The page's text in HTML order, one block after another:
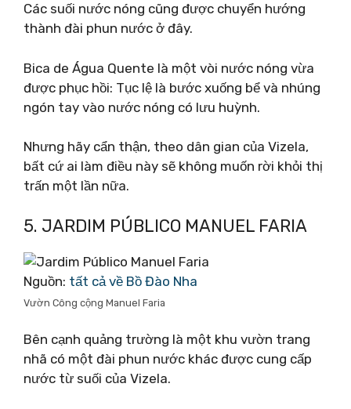
Các suối nước nóng cũng được chuyển hướng
thành đài phun nước ở đây.
Bica de Água Quente là một vòi nước nóng vừa
được phục hồi: Tục lệ là bước xuống bể và nhúng
ngón tay vào nước nóng có lưu huỳnh.
Nhưng hãy cẩn thận, theo dân gian của Vizela,
bất cứ ai làm điều này sẽ không muốn rời khỏi thị
trấn một lần nữa.
5. JARDIM PÚBLICO MANUEL FARIA
Nguồn: tất cả về Bồ Đào Nha
Vườn Công cộng Manuel Faria
Bên cạnh quảng trường là một khu vườn trang
nhã có một đài phun nước khác được cung cấp
nước từ suối của Vizela.